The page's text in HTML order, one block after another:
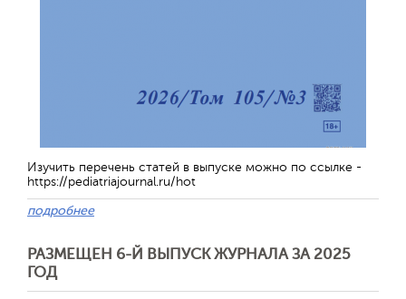
Изучить перечень статей в выпуске можно по ссылке -
https://pediatriajournal.ru/hot
подробнее
РАЗМЕЩЕН 6-Й ВЫПУСК ЖУРНАЛА ЗА 2025
ГОД